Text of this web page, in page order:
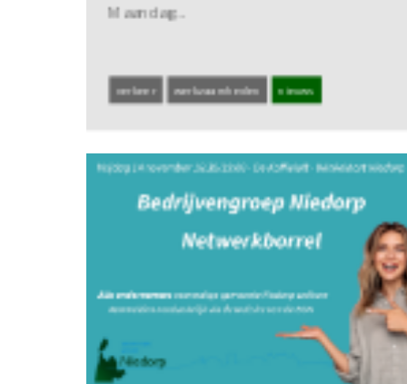
Maandag…
verkeer werkzaamheden nieuws